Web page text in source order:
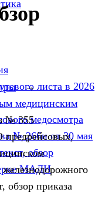
листа в 2026
медосмотра
№ 266н от 30 мая
обзор
МАДИ
→
медицинским
№ 355
предрейсовых,
железнодорожного
обзор приказа